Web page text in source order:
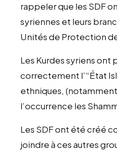
rappeler que les SDF
syriennes et leurs
Unités de Protection
Les Kurdes syriens ont
correctement l’“État
ethniques, (notamment
l’occurrence les
Les SDF ont été créé
joindre à ces autres